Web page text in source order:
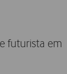
futurista em